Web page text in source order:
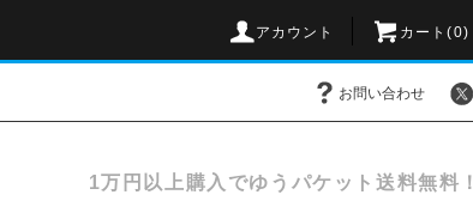
アカウント カート(0)
お問い合わせ
1万円以上購入でゆうパケット送料無料！